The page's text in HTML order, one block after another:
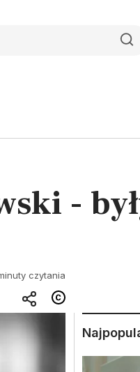
-
czytania